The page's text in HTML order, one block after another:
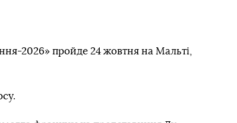
2026» пройде 24 жовтня на Мальті,